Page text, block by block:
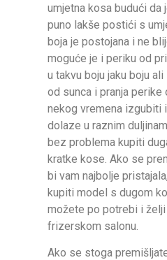
umjetna kosa budući da
puno lakše postići s
boja je postojana i ne
moguće je i periku od
u takvu boju jaku boju
od sunca i pranja perike
nekog vremena izgubiti
dolaze u raznim
bez problema kupiti
kratke kose. Ako se
bi vam najbolje
kupiti model s dugom
možete po potrebi i
frizerskom salonu.
Ako se stoga